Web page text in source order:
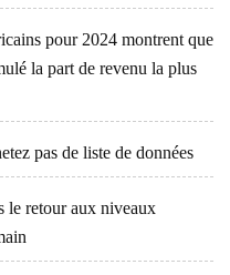
pour 2024 montrent que
la part de revenu la plus
pas de liste de données
le retour aux niveaux